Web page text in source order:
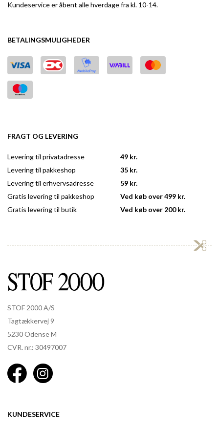
Kundeservice er åbent alle hverdage fra kl. 10-14.
BETALINGSMULIGHEDER
FRAGT OG LEVERING
Levering til privatadresse
Levering til pakkeshop
Levering til erhvervsadresse
Gratis levering til pakkeshop
Gratis levering til butik
49 kr.
35 kr.
59 kr.
Ved køb over 499 kr.
Ved køb over 200 kr.
STOF 2000 A/S
Tagtækkervej 9
5230 Odense M
CVR. nr.: 30497007
KUNDESERVICE